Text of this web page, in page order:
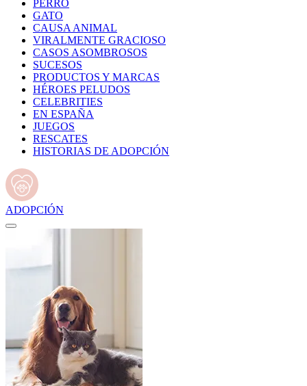
PERRO
GATO
CAUSA ANIMAL
VIRALMENTE GRACIOSO
CASOS ASOMBROSOS
SUCESOS
PRODUCTOS Y MARCAS
HÉROES PELUDOS
CELEBRITIES
EN ESPAÑA
JUEGOS
RESCATES
HISTORIAS DE ADOPCIÓN
ADOPCIÓN